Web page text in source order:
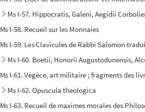
Ms I-57. Hippocratis, Galeni, Aegidii
Ms I-58. Recueil sur les Monnaies
Ms I-59. Les Clavicules de Rabbi Salomon
Ms I-60. Boetii, Honorii Augustodunensis,
Ms I-61. Végèce, art militaire ; fragments des
Ms I-62. Opuscula theologica
Ms I-63. Recueil de maximes morales des